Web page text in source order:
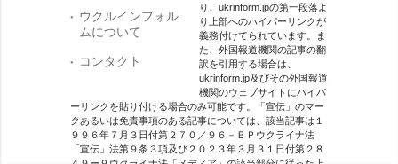
ウクルインフォル
ムについて
コンタクト
り、ukrinform.jpの第一段落よ
り上部へのハイパーリンクが
義務付けてられています。ま
た、外国報道機関の記事の翻
訳を引用する場合は、
ukrinform.jp及びその外国報道
機関のウェブサイトにハイパ
ーリンクを貼り付ける場合のみ可能です。「宣伝」のマー
クあるいは免責事項のある記事については、該当記事は１
９９６年７月３日付第２７０／９６－ＢＰウクライナ法
「宣伝」法第９条３項及び２０２３年３月３１日付第２８